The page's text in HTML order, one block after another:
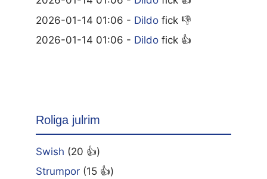
2026-01-14 01:06 - Dildo fick 👎
2026-01-14 01:06 - Dildo fick 👍
Roliga julrim
Swish (20 👍)
Strumpor (15 👍)